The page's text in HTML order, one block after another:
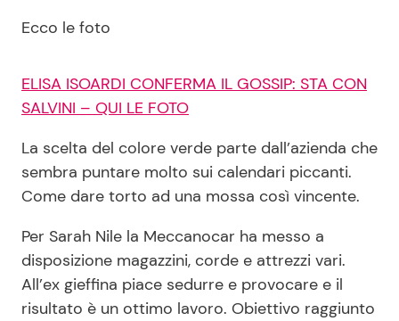
Redazione
Pubblicità
Privacy Policy
Ecco le foto
ELISA ISOARDI CONFERMA IL GOSSIP: STA CON
SALVINI – QUI LE FOTO
La scelta del colore verde parte dall’azienda che
sembra puntare molto sui calendari piccanti.
Come dare torto ad una mossa così vincente.
Per Sarah Nile la Meccanocar ha messo a
disposizione magazzini, corde e attrezzi vari.
All’ex gieffina piace sedurre e provocare e il
risultato è un ottimo lavoro. Obiettivo raggiunto